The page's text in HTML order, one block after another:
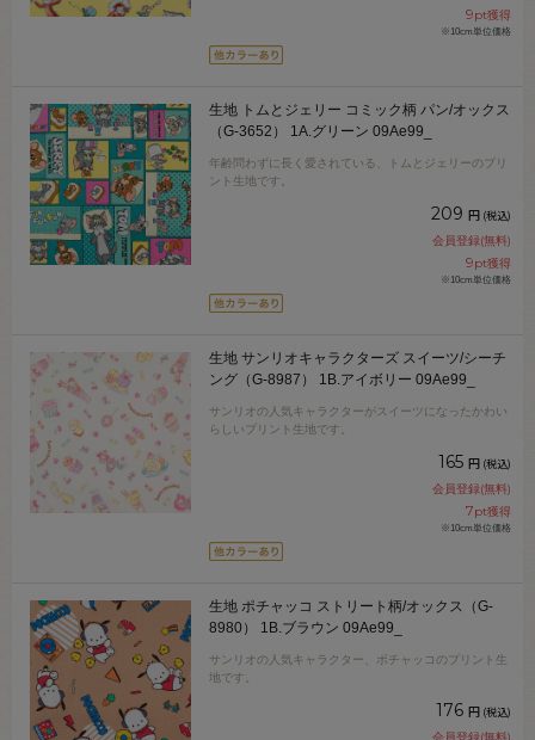
9pt獲得
※10cm単位価格
生地 トムとジェリー コミック柄 パン/オックス
（G-3652） 1A.グリーン 09Ae99_
年齢問わずに長く愛されている、トムとジェリーのプリ
ント生地です。
209 円 (税込)
会員登録(無料)
9pt獲得
※10cm単位価格
生地 サンリオキャラクターズ スイーツ/シーチ
ング（G-8987） 1B.アイボリー 09Ae99_
サンリオの人気キャラクターがスイーツになったかわい
らしいプリント生地です。
165 円 (税込)
会員登録(無料)
7pt獲得
※10cm単位価格
生地 ポチャッコ ストリート柄/オックス（G-
8980） 1B.ブラウン 09Ae99_
サンリオの人気キャラクター、ポチャッコのプリント生
地です。
176 円 (税込)